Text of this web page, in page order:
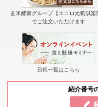
玄米酵素グループ【エコロ元氣倶楽
でご注文いただけます
日程一覧はこちら
紹介番号